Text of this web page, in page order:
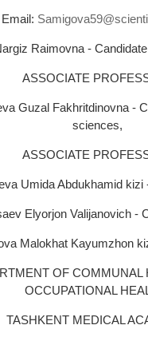
Email:
Raimovna -
ASSOCIATE
Guzal Fakhritdinovna -
sciences,
ASSOCIATE
Umida Abdukhamid kizi
Elyorjon Valijanovich -
Malokhat Kayumzhon
OF COMMUNAL
OCCUPATIONAL
TASHKENT MEDICAL